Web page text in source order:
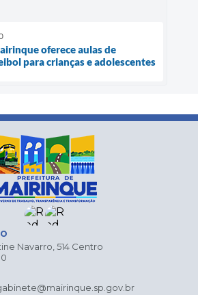
oferece aulas de
para crianças e adolescentes
Navarro, 514 Centro